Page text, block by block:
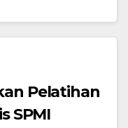
Pelatihan
SPMI